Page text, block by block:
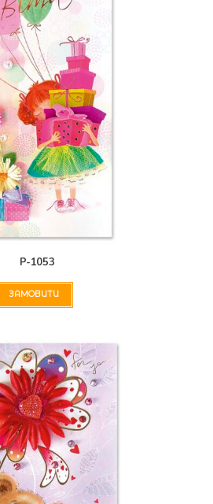
Р-1053
ЗАМОВИТИ